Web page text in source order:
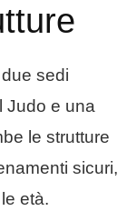
sedi
Judo e una
le strutture
sicuri,
età.